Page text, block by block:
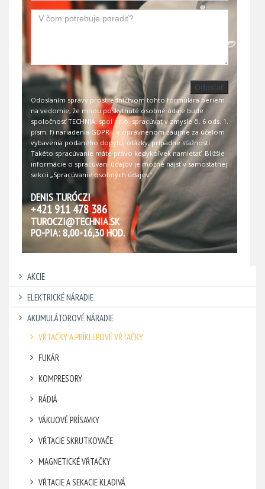
Odoslať
Odoslaním správy prostredníctvom tohto formulára beriem
na vedomie, že mnou poskytnuté osobné údaje bude
spoločnosť TECHNIA, spol s r.o. spracúvať v zmysle čl. 6 ods. 1.
písm. f) nariadenia GDPR – v oprávnenom záujme za účelom
vybavenia podaného dopytu, otázky, prípadne sťažnosti.
Takéto spracúvanie máte právo kedykoľvek namietať. Bližšie
informácie o spracúvaní údajov je možné nájsť v samostatnej
sekcii „Spracúvanie osobných údajov“.
DENIS TURÓCZI
+421 911 478 386
TUROCZI@TECHNIA.SK
PO-PIA: 8,00-16,30 HOD.
AKCIE
ELEKTRICKÉ NÁRADIE
AKUMULÁTOROVÉ NÁRADIE
VŔTAČKY A PRÍKLEPOVÉ VŔTAČKY
FUKÁR
KOMPRESORY
RÁDIÁ
VÁKUOVÉ PRÍSAVKY
VŔTACIE SKRUTKOVAČE
MAGNETICKÉ VŔTAČKY
VŔTACIE A SEKACIE KLADIVÁ